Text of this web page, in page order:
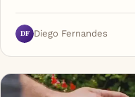
DF Diego Fernandes